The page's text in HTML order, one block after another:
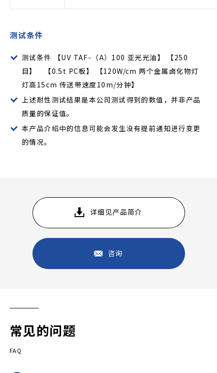
测试条件
测试条件 【UV TAF-（A）100 亚光光油】 【250
目】 【0.5t PC板】 【120W/cm 两个金属卤化物灯
灯高15cm 传送带速度10m/分钟】
上述耐性测试结果是本公司测试得到的数值，并非产品
质量的保证值。
本产品介绍中的信息可能会发生没有提前通知进行变更
的情况。
详细见产品简介
咨询
常见的问题
FAQ